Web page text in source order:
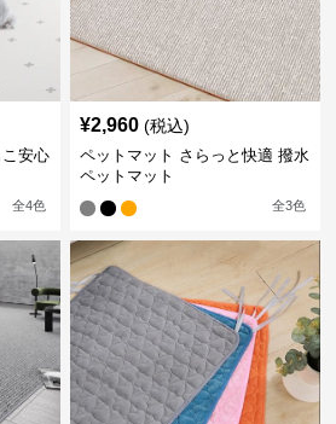
安心
全4色
¥2,960 (税込)
ペットマット さらっと快適 撥水
ペットマット
全3色